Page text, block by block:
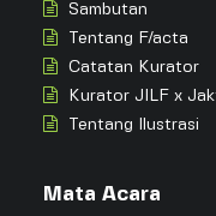
Sambutan
Tentang F/acta
Catatan Kurator
Kurator JILF x
Tentang Ilustrasi
Mata Acara